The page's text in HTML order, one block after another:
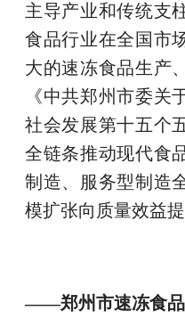
主导产业和传统支
食品行业在全国市
大的速冻食品生产
《中共郑州市委关
社会发展第十五个
全链条推动现代食
制造、服务型制造
模扩张向质量效益提
——郑州市速冻食品